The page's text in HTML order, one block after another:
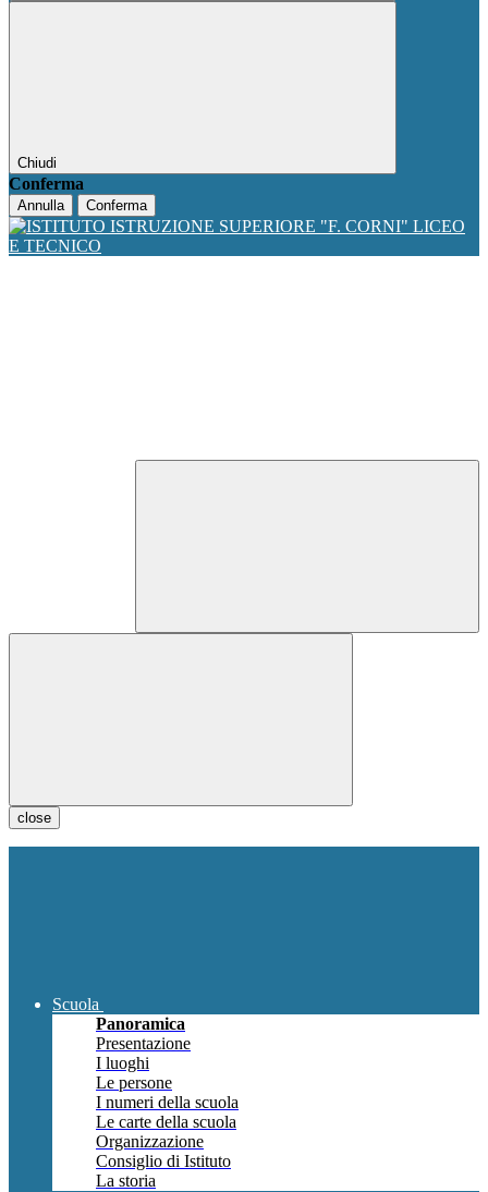
Chiudi
Conferma
Annulla Conferma
close
Scuola
Panoramica
Presentazione
I luoghi
Le persone
I numeri della scuola
Le carte della scuola
Organizzazione
Consiglio di Istituto
La storia